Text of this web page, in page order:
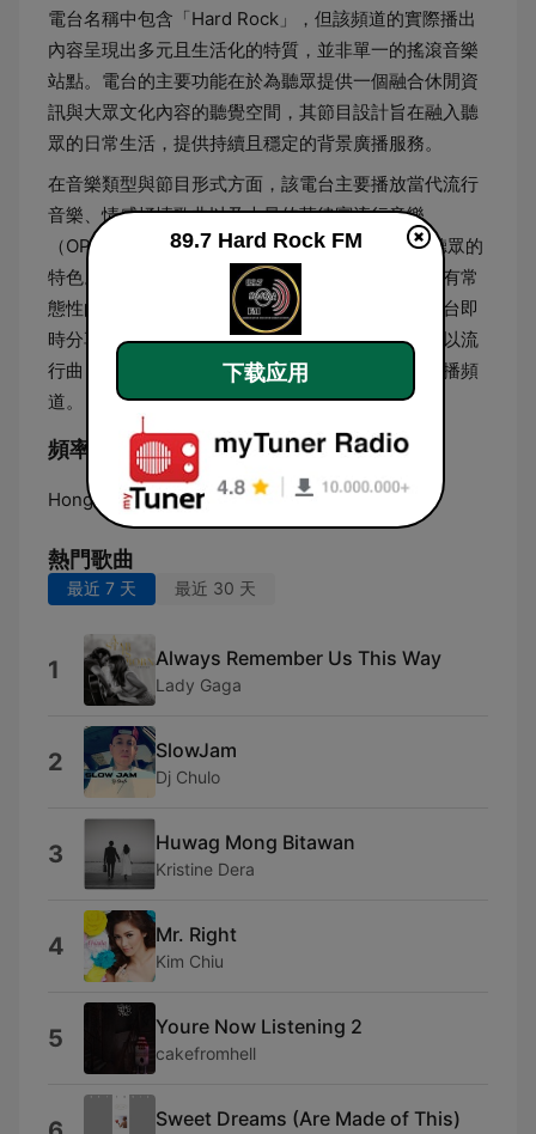
電台名稱中包含「Hard Rock」，但該頻道的實際播出
內容呈現出多元且生活化的特質，並非單一的搖滾音樂
站點。電台的主要功能在於為聽眾提供一個融合休閒資
訊與大眾文化內容的聽覺空間，其節目設計旨在融入聽
眾的日常生活，提供持續且穩定的背景廣播服務。
在音樂類型與節目形式方面，該電台主要播放當代流行
音樂、情感抒情歌曲以及大量的菲律賓流行音樂
（OPM），反映了其服務特定社群與跨文化背景聽眾的
特色。該台的運作模式高度強調與聽眾的連結，設有常
態性的點歌環節與留言問候服務，讓聽眾能透過平台即
時分享心情或傳達個人訊息。整體而言，這是一個以流
行曲目、社群互動與生活娛樂資訊為核心的數位廣播頻
道。
頻率 89.7 Hard Rock FM:
Hong Kong: 89.7 FM
熱門歌曲
最近 7 天 最近 30 天
1 Always Remember Us This Way
Lady Gaga
2 SlowJam
Dj Chulo
3 Huwag Mong Bitawan
Kristine Dera
4 Mr. Right
Kim Chiu
5 Youre Now Listening 2
cakefromhell
Sweet Dreams (Are Made of This)
89.7 Hard Rock FM
下载应用